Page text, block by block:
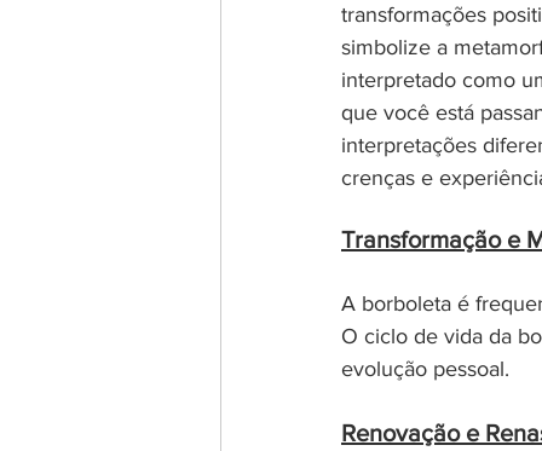
transformações
simbolize a
interpretado como
que você está
interpretações
crenças e
Transformação e
A borboleta é
O ciclo de vida da
evolução pessoal.
Renovação e